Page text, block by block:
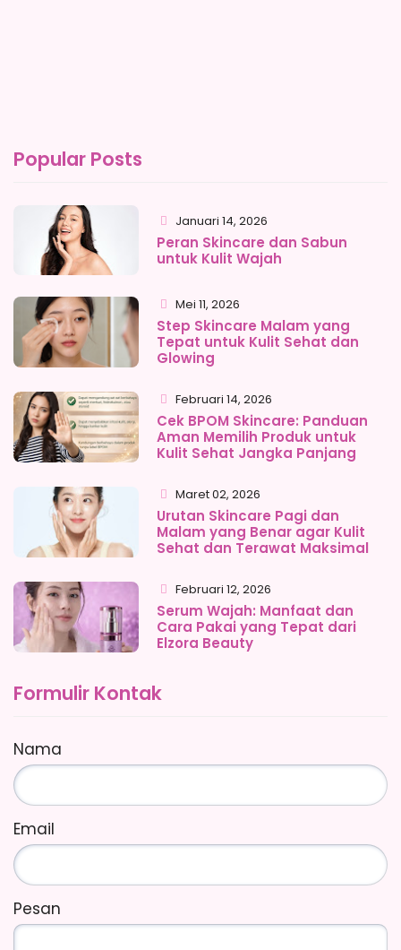
Popular Posts
Januari 14, 2026
Peran Skincare dan Sabun
untuk Kulit Wajah
Mei 11, 2026
Step Skincare Malam yang
Tepat untuk Kulit Sehat dan
Glowing
Februari 14, 2026
Cek BPOM Skincare: Panduan
Aman Memilih Produk untuk
Kulit Sehat Jangka Panjang
Maret 02, 2026
Urutan Skincare Pagi dan
Malam yang Benar agar Kulit
Sehat dan Terawat Maksimal
Februari 12, 2026
Serum Wajah: Manfaat dan
Cara Pakai yang Tepat dari
Elzora Beauty
Formulir Kontak
Nama
Email
Pesan